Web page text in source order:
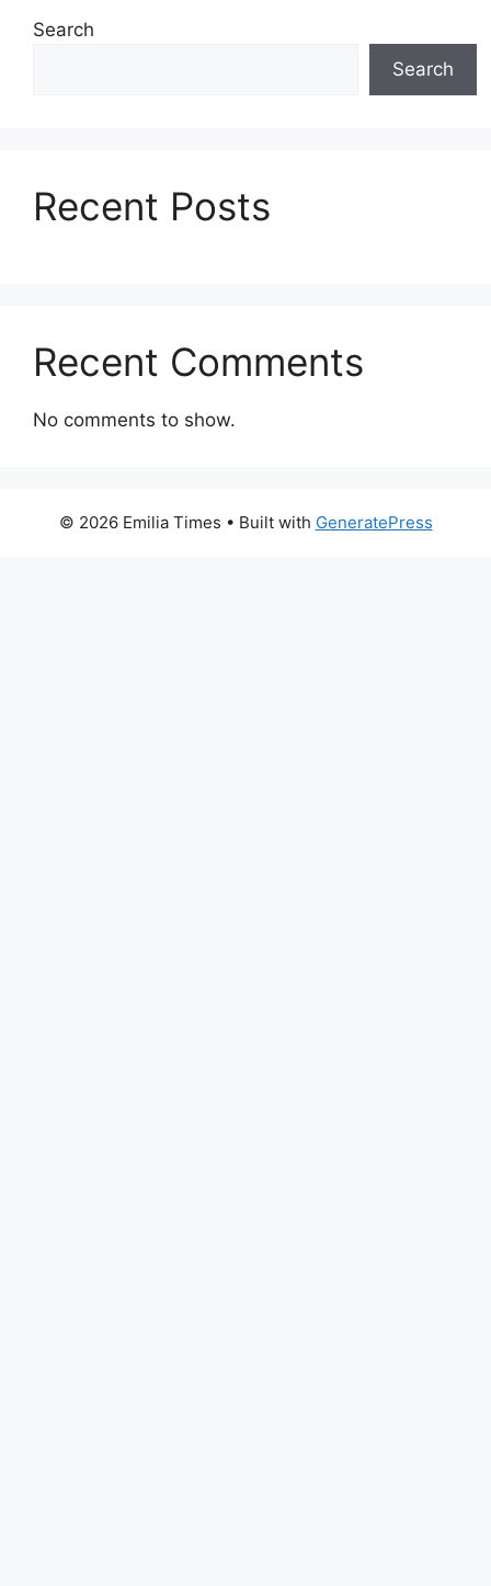
Search
Search
Recent Posts
Recent Comments
No comments to show.
© 2026 Emilia Times • Built with GeneratePress